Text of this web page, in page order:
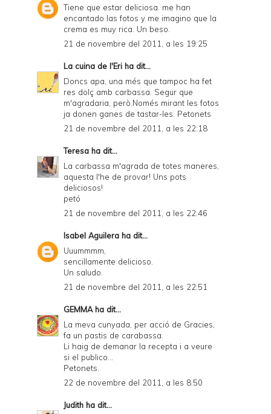
Tiene que estar deliciosa. me han
encantado las fotos y me imagino que la
crema es muy rica. Un beso.
21 de novembre del 2011, a les 19:25
La cuina de l'Eri ha dit...
Doncs apa, una més que tampoc ha fet
res dolç amb carbassa. Segur que
m'agradaria, però.Només mirant les fotos
ja donen ganes de tastar-les. Petonets
21 de novembre del 2011, a les 22:18
Teresa ha dit...
La carbassa m'agrada de totes maneres,
aquesta l'he de provar! Uns pots
deliciosos!
petó
21 de novembre del 2011, a les 22:46
Isabel Aguilera ha dit...
Uuummmm,
sencillamente delicioso.
Un saludo.
21 de novembre del 2011, a les 22:51
GEMMAha dit...
La meva cunyada, per acció de Gracies,
fa un pastis de carabassa.
Li haig de demanar la recepta i a veure
si el publico...
Petonets.
22 de novembre del 2011, a les 8:50
Judith ha dit...